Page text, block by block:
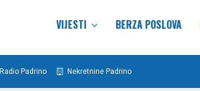
VIJESTI BERZA POSLOVA
Radio Padrino Nekretnine Padrino